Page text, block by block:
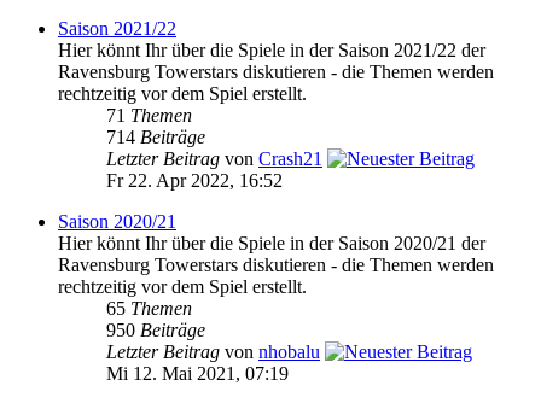
Saison 2021/22
Hier könnt Ihr über die Spiele in der Saison 2021/22 der
Ravensburg Towerstars diskutieren - die Themen werden
rechtzeitig vor dem Spiel erstellt.
71 Themen
714 Beiträge
Letzter Beitrag von Crash21
Fr 22. Apr 2022, 16:52
Saison 2020/21
Hier könnt Ihr über die Spiele in der Saison 2020/21 der
Ravensburg Towerstars diskutieren - die Themen werden
rechtzeitig vor dem Spiel erstellt.
65 Themen
950 Beiträge
Letzter Beitrag von nhobalu
Mi 12. Mai 2021, 07:19